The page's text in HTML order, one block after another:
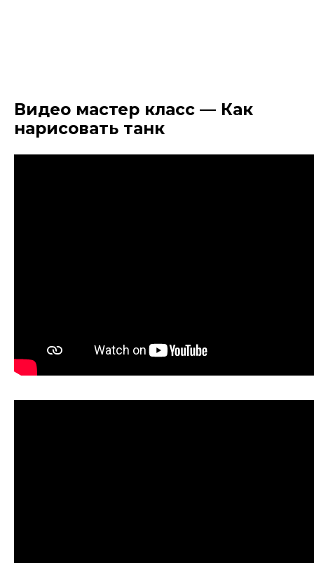
Видео мастер класс — Как
нарисовать танк